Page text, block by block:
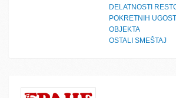
DELATNOSTI
POKRETNIH
OBJEKTA
OSTALI SMEŠTAJ